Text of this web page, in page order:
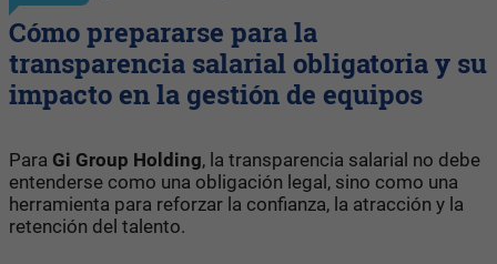
Cómo prepararse para la
transparencia salarial obligatoria y su
impacto en la gestión de equipos
Para Gi Group Holding, la transparencia salarial no debe
entenderse como una obligación legal, sino como una
herramienta para reforzar la confianza, la atracción y la
retención del talento.